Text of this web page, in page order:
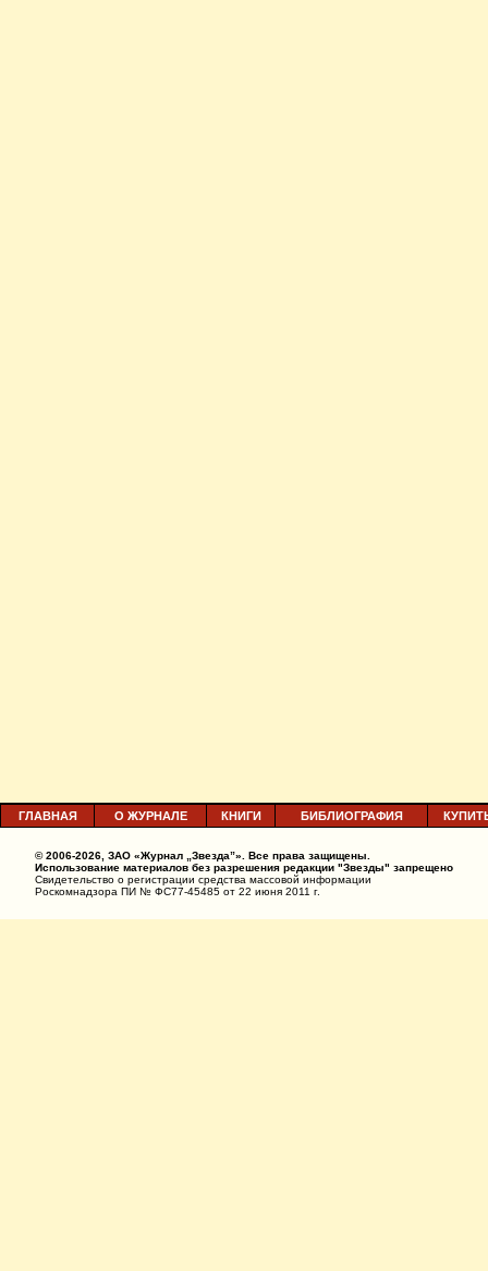
ГЛАВНАЯ О ЖУРНАЛЕ КНИГИ БИБЛИОГРАФИЯ
© 2006-2026, ЗАО «Журнал „Звезда”». Все права защищены.
Использование материалов без разрешения редакции "Звезды" запрещено
Свидетельство о регистрации средства массовой информации
Роскомнадзора ПИ № ФС77-45485 от 22 июня 2011 г.